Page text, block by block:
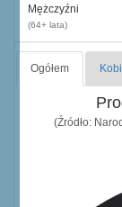
Mężczyźni
(64+ lata)
Ogółem
(Źródło: